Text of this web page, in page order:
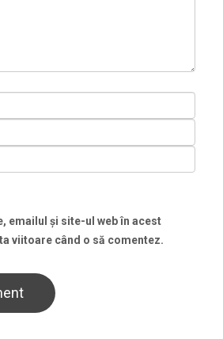
emailul și site-ul web în acest
viitoare când o să comentez.